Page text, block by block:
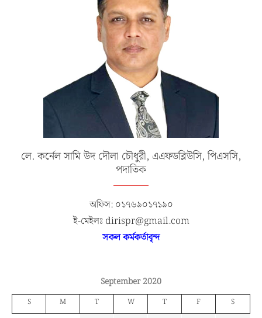
লে. কর্নেল সামি উদ দৌলা চৌধুরী, এএফডব্লিউসি, পিএসসি,
পদাতিক
অফিস: ০১৭৬৯০১৭১৯০
ই-মেইলঃ dirispr@gmail.com
সকল কর্মকর্তাবৃন্দ
September 2020
S M T W T F S